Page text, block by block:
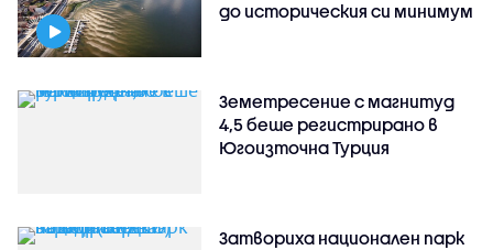
до историческия си минимум
Земетресение с магнитуд
4,5 беше регистрирано в
Югоизточна Турция
Затвориха национален парк